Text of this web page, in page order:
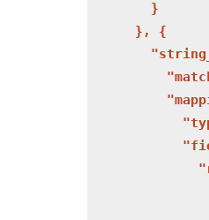
        }
      }, {